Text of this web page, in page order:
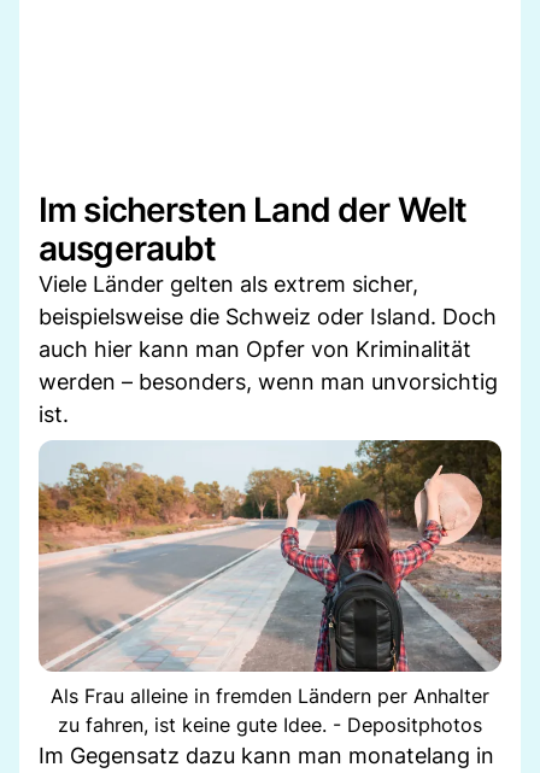
Im sichersten Land der Welt
ausgeraubt
Viele Länder gelten als extrem sicher,
beispielsweise die Schweiz oder Island. Doch
auch hier kann man Opfer von Kriminalität
werden – besonders, wenn man unvorsichtig
ist.
Als Frau alleine in fremden Ländern per Anhalter
zu fahren, ist keine gute Idee. - Depositphotos
Im Gegensatz dazu kann man monatelang in